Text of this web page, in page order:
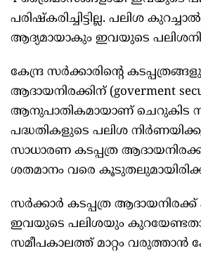
പരിഷ്കരിച്ചിട്ടില്ല. പലിശ
ആദ്യമായാകും ഇവയുടെ
കേന്ദ്ര സർക്കാരിന്റെ
ആദായനിരക്കിന് (goverment
ആനുപാതികമായാണ് ചെറുകിട
പദ്ധതികളുടെ പലിശ
സാധാരണ കടപ്പത്ര
ശതമാനം വരെ
സർക്കാർ കടപ്പത്ര
ഇവയുടെ പലിശയും
സമീപകാലത്ത് മാറ്റം വരുത്താൻ